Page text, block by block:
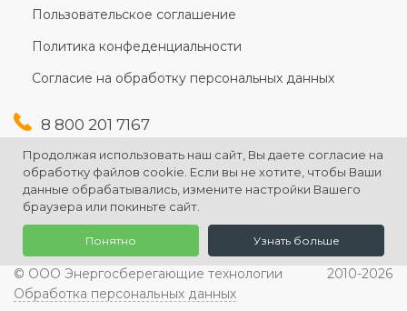
Пользовательское соглашение
Политика конфеденциальности
Согласие на обработку персональных данных
8 800 201 7167
+7 (3852) 607-167
+7 (3852) 226-176
© ООО Энергосберегающие технологии
Обработка персональных данных
2010-2026
Продолжая использовать наш сайт, Вы даете согласие на
обработку файлов cookie. Если вы не хотите, чтобы Ваши
данные обрабатывались, измените настройки Вашего
браузера или покиньте сайт.
Понятно Узнать больше